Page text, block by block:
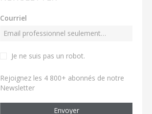
Courriel
Je ne suis pas un robot.
Rejoignez les 4 800+ abonnés de notre
Newsletter
Envoyer